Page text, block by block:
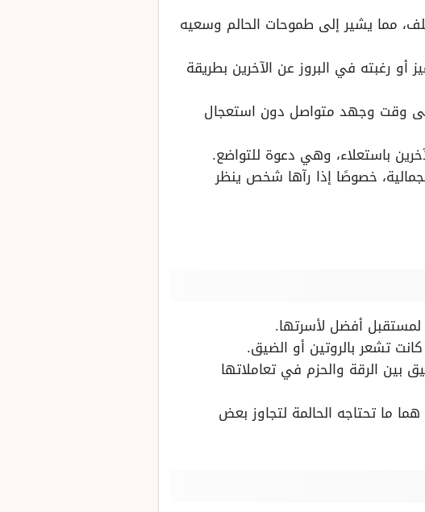
مما يشير إلى طموحات الحالم وسعيه
أو رغبته في البروز عن الآخرين بطريقة
إلى وقت وجهد متواصل دون استعجال
باستعلاء، وهي دعوة للتواضع.
خصوصًا إذا رآها شخص ينظر
لمستقبل أفضل لأسرتها.
تشعر بالروتين أو الضيق.
بين الرقة والحزم في تعاملاتها
ما تحتاجه الحالمة لتجاوز بعض